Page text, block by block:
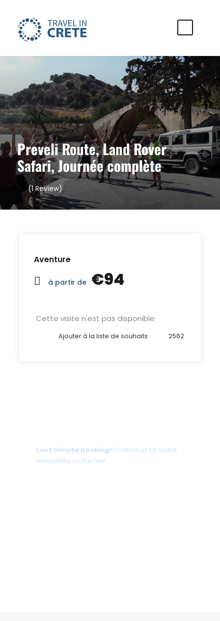
Preveli Route, Land Rover
Safari, Journée complète
(1 Review)
Aventure
à partir de €94
Cette visite n'est pas disponible
Ajouter à la liste de souhaits 2562
Last minute booking! Contact us for latest
availability on the tour.